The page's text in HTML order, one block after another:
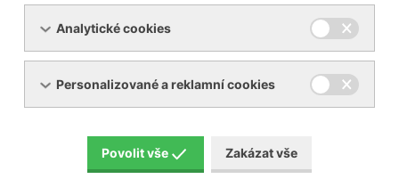
Analytické cookies
Personalizované a reklamní cookies
Povolit vše Zakázat vše